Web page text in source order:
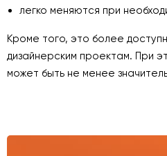
легко меняются при
Кроме того, это более
дизайнерским проектам. При
может быть не менее